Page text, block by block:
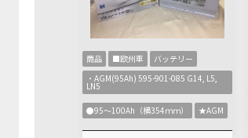
商品 ■欧州車
バッテリー
・AGM(95Ah) 595-901-085 G14, L5,
LN5
●95～100Ah（横354ｍｍ） ★AGM